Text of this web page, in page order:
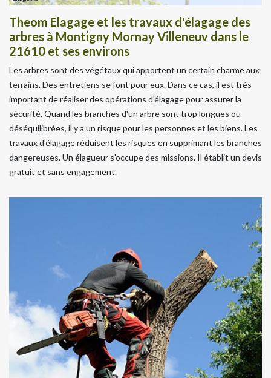
Theom Elagage et les travaux d'élagage des
arbres à Montigny Mornay Villeneuv dans le
21610 et ses environs
Les arbres sont des végétaux qui apportent un certain charme aux
terrains. Des entretiens se font pour eux. Dans ce cas, il est très
important de réaliser des opérations d'élagage pour assurer la
sécurité. Quand les branches d'un arbre sont trop longues ou
déséquilibrées, il y a un risque pour les personnes et les biens. Les
travaux d'élagage réduisent les risques en supprimant les branches
dangereuses. Un élagueur s'occupe des missions. Il établit un devis
gratuit et sans engagement.